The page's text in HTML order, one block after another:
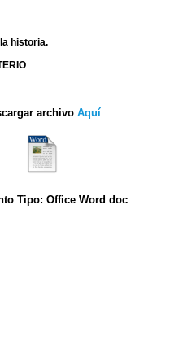
historia.
archivo Aquí
Tipo: Office Word doc